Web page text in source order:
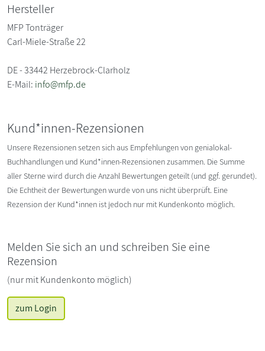
Hersteller
MFP Tonträger
Carl-Miele-Straße 22
DE - 33442 Herzebrock-Clarholz
E-Mail: info@mfp.de
Kund*innen-Rezensionen
Unsere Rezensionen setzen sich aus Empfehlungen von genialokal-
Buchhandlungen und Kund*innen-Rezensionen zusammen. Die Summe
aller Sterne wird durch die Anzahl Bewertungen geteilt (und ggf. gerundet).
Die Echtheit der Bewertungen wurde von uns nicht überprüft. Eine
Rezension der Kund*innen ist jedoch nur mit Kundenkonto möglich.
Melden Sie sich an und schreiben Sie eine
Rezension
(nur mit Kundenkonto möglich)
zum Login